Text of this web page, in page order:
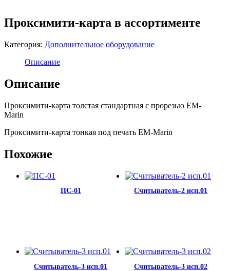
Проксимити-карта в ассортименте
Категория: Дополнительное оборудование
Описание
Описание
Проксимити-карта толстая стандартная с прорезью EМ-
Marin
Проксимити-карта тонкая под печать EМ-Marin
Похожие
ПС-01 Считыватель-2 исп.01
Считыватель-3 исп.01 Считыватель-3 исп.02